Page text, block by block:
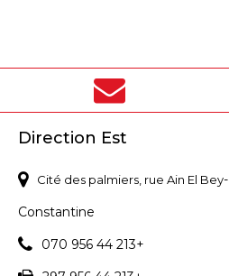
Direction Est
Cité des palmiers, rue Ain El Bey-
Constantine
070 956 44 213+